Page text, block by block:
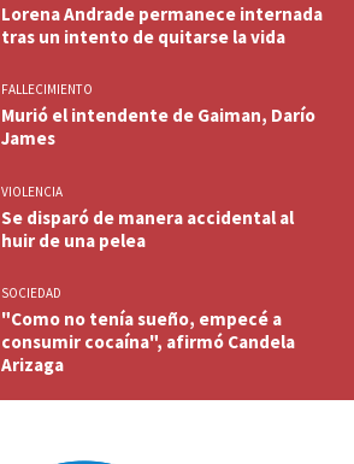
Lorena Andrade permanece internada
tras un intento de quitarse la vida
FALLECIMIENTO
Murió el intendente de Gaiman, Darío
James
VIOLENCIA
Se disparó de manera accidental al
huir de una pelea
SOCIEDAD
"Como no tenía sueño, empecé a
consumir cocaína", afirmó Candela
Arizaga